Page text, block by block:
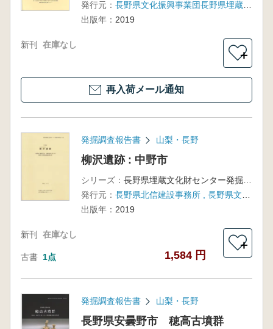
発行元：
長野県文化振興事業団長野県埋蔵文化財センター
出版年： 2019
新刊 在庫なし
＋
再入荷メール通知
発掘調査報告書 山梨・長野
柳沢遺跡 : 中野市
シリーズ：
発行元：
出版年： 2019
新刊 在庫なし
古書 1点 1,584 円
＋
発掘調査報告書 山梨・長野
長野県安曇野市 穂高古墳群